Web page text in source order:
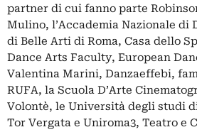
partner di cui fanno parte
Mulino, l’Accademia Nazionale di
di Belle Arti di Roma, Casa dello
Dance Arts Faculty, European
Valentina Marini, Danzaeffebi,
RUFA, la Scuola D’Arte
Volontè, le Università degli studi
Tor Vergata e Uniroma3, Teatro e